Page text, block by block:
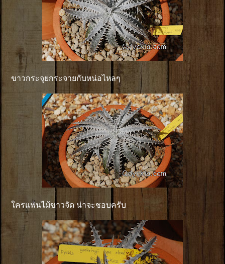
ขาวกระจุยกระจายกับหน่อไหลๆ
ใครแฟนไม้ขาวจัด น่าจะชอบครับ